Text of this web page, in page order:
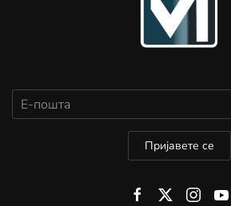
Пријавете се